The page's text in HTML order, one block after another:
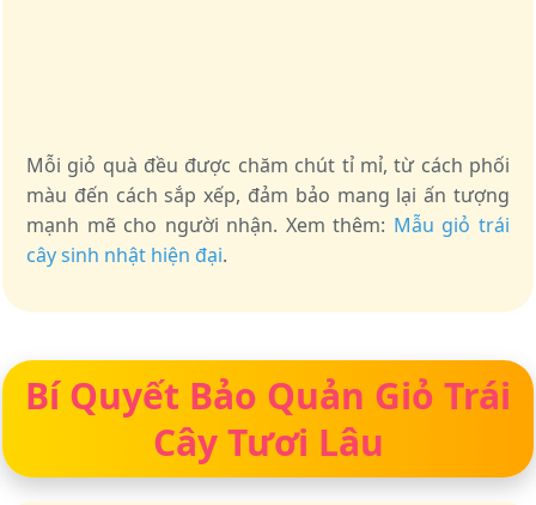
Mỗi giỏ quà đều được chăm chút tỉ mỉ, từ cách phối
màu đến cách sắp xếp, đảm bảo mang lại ấn tượng
mạnh mẽ cho người nhận. Xem thêm: Mẫu giỏ trái
cây sinh nhật hiện đại.
Bí Quyết Bảo Quản Giỏ Trái
Cây Tươi Lâu